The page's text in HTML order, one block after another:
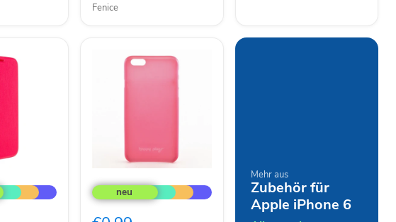
Fenice
Plugs
Smartphone-
Mehr aus
Zubehör für
Apple iPhone 6